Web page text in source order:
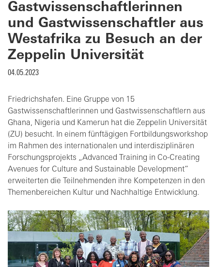
Gastwissenschaftlerinnen
und Gastwissenschaftler aus
Westafrika zu Besuch an der
Zeppelin Universität
04.05.2023
Friedrichshafen. Eine Gruppe von 15
Gastwissenschaftlerinnen und Gastwissenschaftlern aus
Ghana, Nigeria und Kamerun hat die Zeppelin Universität
(ZU) besucht. In einem fünftägigen Fortbildungsworkshop
im Rahmen des internationalen und interdisziplinären
Forschungsprojekts „Advanced Training in Co-Creating
Avenues for Culture and Sustainable Development“
erweiterten die Teilnehmenden ihre Kompetenzen in den
Themenbereichen Kultur und Nachhaltige Entwicklung.